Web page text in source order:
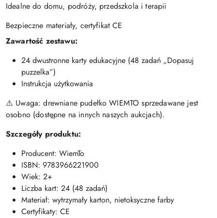
Idealne do domu, podróży, przedszkola i terapii
Bezpieczne materiały, certyfikat CE
Zawartość zestawu:
24 dwustronne karty edukacyjne (48 zadań „Dopasuj
puzzelka”)
Instrukcja użytkowania
⚠️ Uwaga: drewniane pudełko WIEMTO sprzedawane jest
osobno (dostępne na innych naszych aukcjach).
Szczegóły produktu:
Producent: WiemTo
ISBN: 9783966221900
Wiek: 2+
Liczba kart: 24 (48 zadań)
Materiał: wytrzymały karton, nietoksyczne farby
Certyfikaty: CE